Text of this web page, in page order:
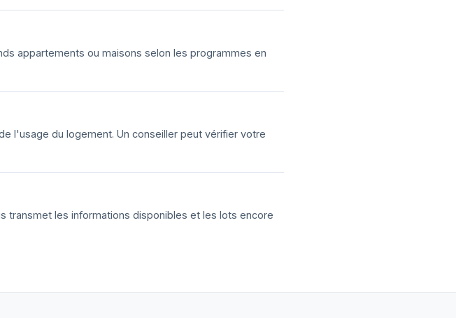
appartements ou maisons selon les programmes en
l'usage du logement. Un conseiller peut vérifier votre
transmet les informations disponibles et les lots encore